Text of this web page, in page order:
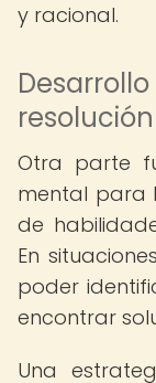
y racional.
Otra parte
mental para
de
En
poder
encontrar
Una